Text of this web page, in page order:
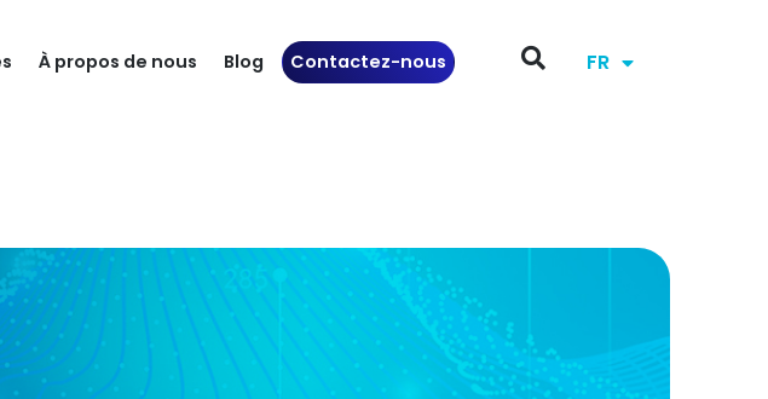
À propos de nous Blog Contactez-nous FR